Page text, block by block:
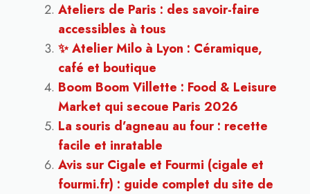
Ateliers de Paris : des savoir-faire
accessibles à tous
✨ Atelier Milo à Lyon : Céramique,
café et boutique
Boom Boom Villette : Food & Leisure
Market qui secoue Paris 2026
La souris d’agneau au four : recette
facile et inratable
Avis sur Cigale et Fourmi (cigale et
fourmi.fr) : guide complet du site de